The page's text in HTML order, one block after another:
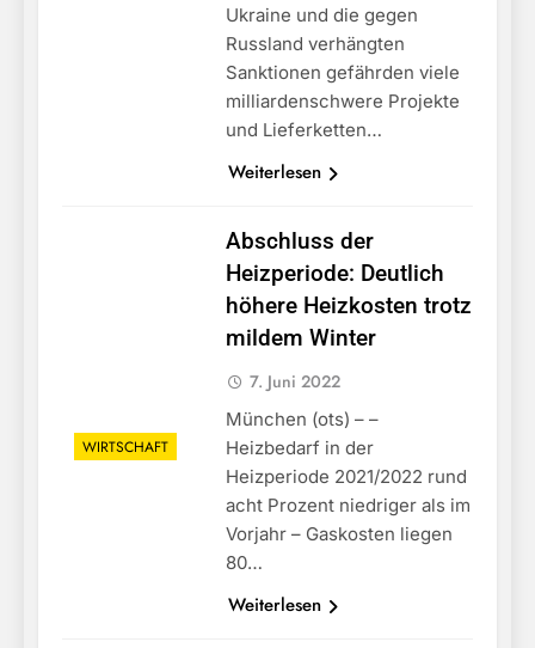
Ukraine und die gegen
Russland verhängten
Sanktionen gefährden viele
milliardenschwere Projekte
und Lieferketten…
Weiterlesen
WIRTSCHAFT
Abschluss der
Heizperiode: Deutlich
höhere Heizkosten trotz
mildem Winter
7. Juni 2022
München (ots) – –
Heizbedarf in der
Heizperiode 2021/2022 rund
acht Prozent niedriger als im
Vorjahr – Gaskosten liegen
80…
Weiterlesen